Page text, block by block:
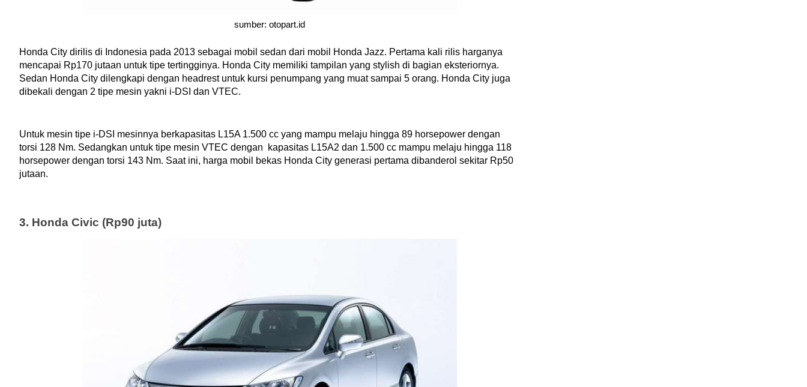
sumber: otopart.id
Honda City dirilis di Indonesia pada 2013 sebagai mobil sedan dari mobil Honda Jazz. Pertama kali rilis harganya
mencapai Rp170 jutaan untuk tipe tertingginya. Honda City memiliki tampilan yang stylish di bagian eksteriornya.
Sedan Honda City dilengkapi dengan headrest untuk kursi penumpang yang muat sampai 5 orang. Honda City juga
dibekali dengan 2 tipe mesin yakni i-DSI dan VTEC.
Untuk mesin tipe i-DSI mesinnya berkapasitas L15A 1.500 cc yang mampu melaju hingga 89 horsepower dengan
torsi 128 Nm. Sedangkan untuk tipe mesin VTEC dengan  kapasitas L15A2 dan 1.500 cc mampu melaju hingga 118
horsepower dengan torsi 143 Nm. Saat ini, harga mobil bekas Honda City generasi pertama dibanderol sekitar Rp50
jutaan.
3. Honda Civic (Rp90 juta)